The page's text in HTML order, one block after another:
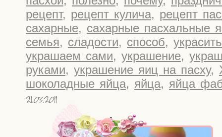
рецепт, рецепт кулича, рецепт
сахарные, сахарные пасхальные
семья, сладости, способ, украсить
украшаем сами, украшение,
руками, украшение яиц на пасху,
шоколадные яйца, яйца, яйца
21.03.2011